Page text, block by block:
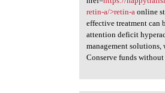
retin-a/>retin-a online
effective treatment can
attention deficit
management solutions,
Conserve funds